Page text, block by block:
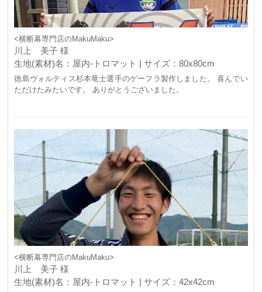
<横断幕専門店のMakuMaku>
川上 美子 様
生地(素材)名：屋内-トロマット | サイズ：80x80cm
徳島ヴォルティス杉本竜士選手のゲーフラ製作しました。 喜んでい
ただけたみたいです。 ありがとうございました。
<横断幕専門店のMakuMaku>
川上 美子 様
生地(素材)名：屋内-トロマット | サイズ：42x42cm